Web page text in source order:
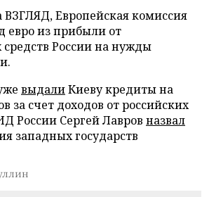
ВЗГЛЯД, Европейская комиссия
евро из прибыли от
России на нужды
выдалиКиеву кредиты на
за счет доходов от российских
России Сергей Лавров назвал
западных государств